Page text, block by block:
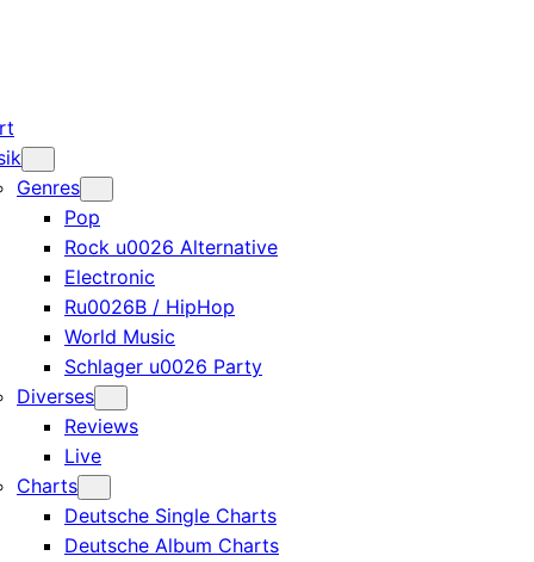
Genres
Pop
Rock u0026 Alternative
Electronic
Ru0026B / HipHop
World Music
Schlager u0026 Party
Diverses
Reviews
Live
Charts
Deutsche Single Charts
Deutsche Album Charts